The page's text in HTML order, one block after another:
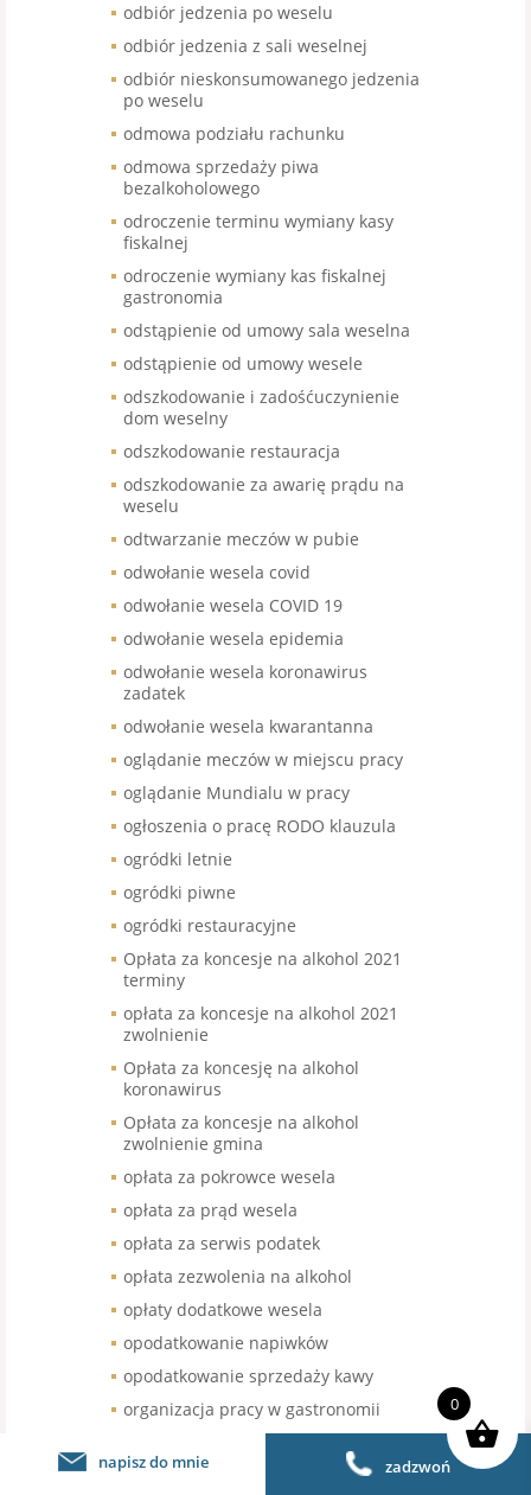
odbiór jedzenia po weselu
odbiór jedzenia z sali weselnej
odbiór nieskonsumowanego jedzenia
po weselu
odmowa podziału rachunku
odmowa sprzedaży piwa
bezalkoholowego
odroczenie terminu wymiany kasy
fiskalnej
odroczenie wymiany kas fiskalnej
gastronomia
odstąpienie od umowy sala weselna
odstąpienie od umowy wesele
odszkodowanie i zadośćuczynienie
dom weselny
odszkodowanie restauracja
odszkodowanie za awarię prądu na
weselu
odtwarzanie meczów w pubie
odwołanie wesela covid
odwołanie wesela COVID 19
odwołanie wesela epidemia
odwołanie wesela koronawirus
zadatek
odwołanie wesela kwarantanna
oglądanie meczów w miejscu pracy
oglądanie Mundialu w pracy
ogłoszenia o pracę RODO klauzula
ogródki letnie
ogródki piwne
ogródki restauracyjne
Opłata za koncesje na alkohol 2021
terminy
opłata za koncesje na alkohol 2021
zwolnienie
Opłata za koncesję na alkohol
koronawirus
Opłata za koncesje na alkohol
zwolnienie gmina
opłata za pokrowce wesela
opłata za prąd wesela
opłata za serwis podatek
opłata zezwolenia na alkohol
opłaty dodatkowe wesela
opodatkowanie napiwków
opodatkowanie sprzedaży kawy
organizacja pracy w gastronomii
organizacja urodzin stawka VAT
napisz do mnie zadzwoń
0